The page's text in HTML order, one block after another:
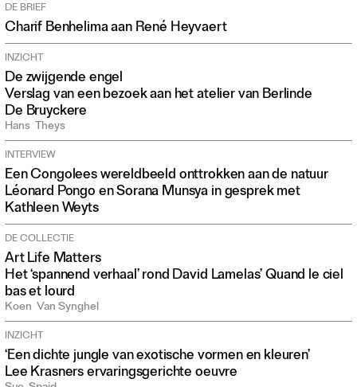
DE BRIEF
Charif Benhelima aan René Heyvaert
INZICHT
De zwijgende engel
Verslag van een bezoek aan het atelier van Berlinde
De Bruyckere
Hans Theys
INTERVIEW
Een Congolees wereldbeeld onttrokken aan de natuur
Léonard Pongo en Sorana Munsya in gesprek met
Kathleen Weyts
DE COLLECTIE
Art Life Matters
Het ‘spannend verhaal’ rond David Lamelas’ Quand le ciel
bas et lourd
Koen Van Synghel
INZICHT
‘Een dichte jungle van exotische vormen en kleuren’
Lee Krasners ervaringsgerichte oeuvre